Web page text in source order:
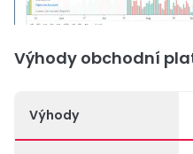
Výhody obchodní
Výhody